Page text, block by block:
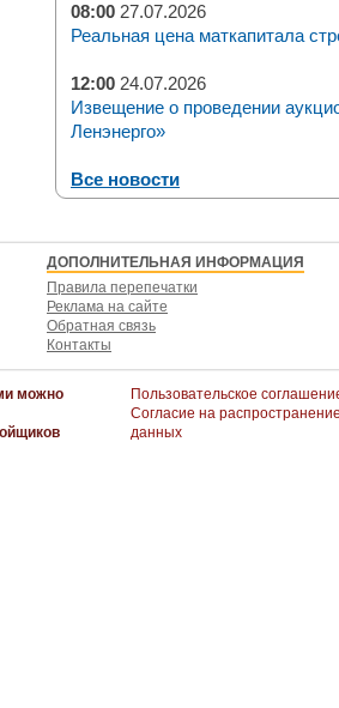
08:00 27.07.2026
Реальная цена маткапитала
12:00 24.07.2026
Извещение о проведении
Ленэнерго»
Все новости
ДОПОЛНИТЕЛЬНАЯ ИНФОРМАЦИЯ
Правила перепечатки
Реклама на сайте
Обратная связь
Контакты
можно
Пользовательское
Согласие на
данных